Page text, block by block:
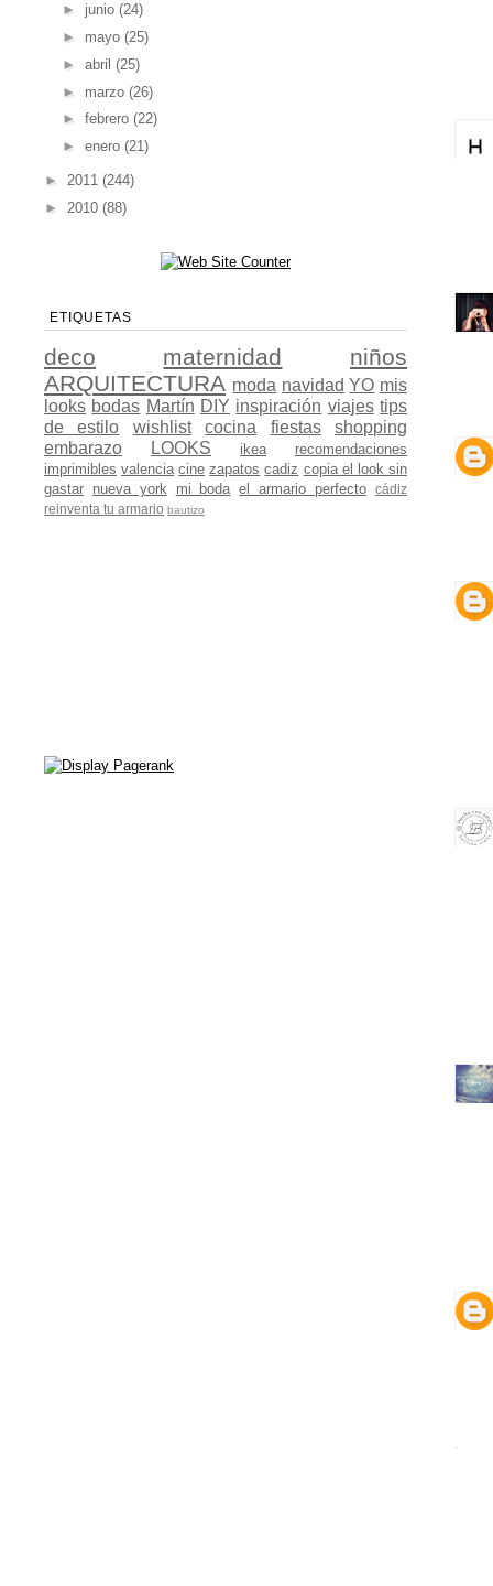
► junio (24)
► mayo (25)
► abril (25)
► marzo (26)
► febrero (22)
► enero (21)
► 2011 (244)
► 2010 (88)
ETIQUETAS
deco maternidad
niños
ARQUITECTURA moda navidad YO mis
looks bodas Martín DIY inspiración viajes tips
de estilo
wishlist cocina fiestas
shopping
embarazo
LOOKS ikea
recomendaciones
imprimibles valencia cine zapatos cadiz copia el look sin
gastar nueva york mi boda el armario perfecto
cádiz
reinventa tu armario bautizo